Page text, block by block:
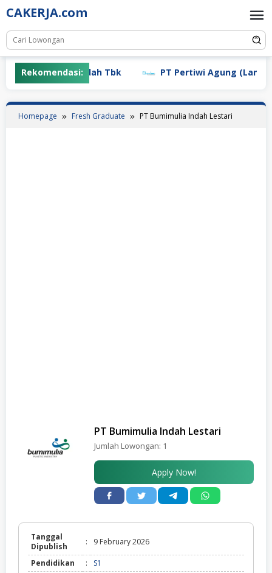
Skip
to
content
CAKERJA.com
Rekomendasi:
PT Mayora Indah Tbk PT Pertiwi Agung (Landson)
Homepage Fresh Graduate PT Bumimulia Indah Lestari
PT Bumimulia Indah Lestari
Jumlah Lowongan: 1
Apply Now!
Tanggal
Dipublish
: 9 February 2026
Pendidikan : S1